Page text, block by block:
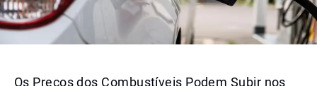
Os Preços dos Combustíveis Podem Subir nos